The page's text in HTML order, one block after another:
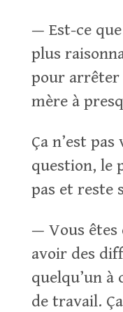
— Est-ce
plus
pour arrêter
mère à
Ça n’est
question, le
pas et reste
— Vous êtes
avoir des
quelqu’un à
de travail.